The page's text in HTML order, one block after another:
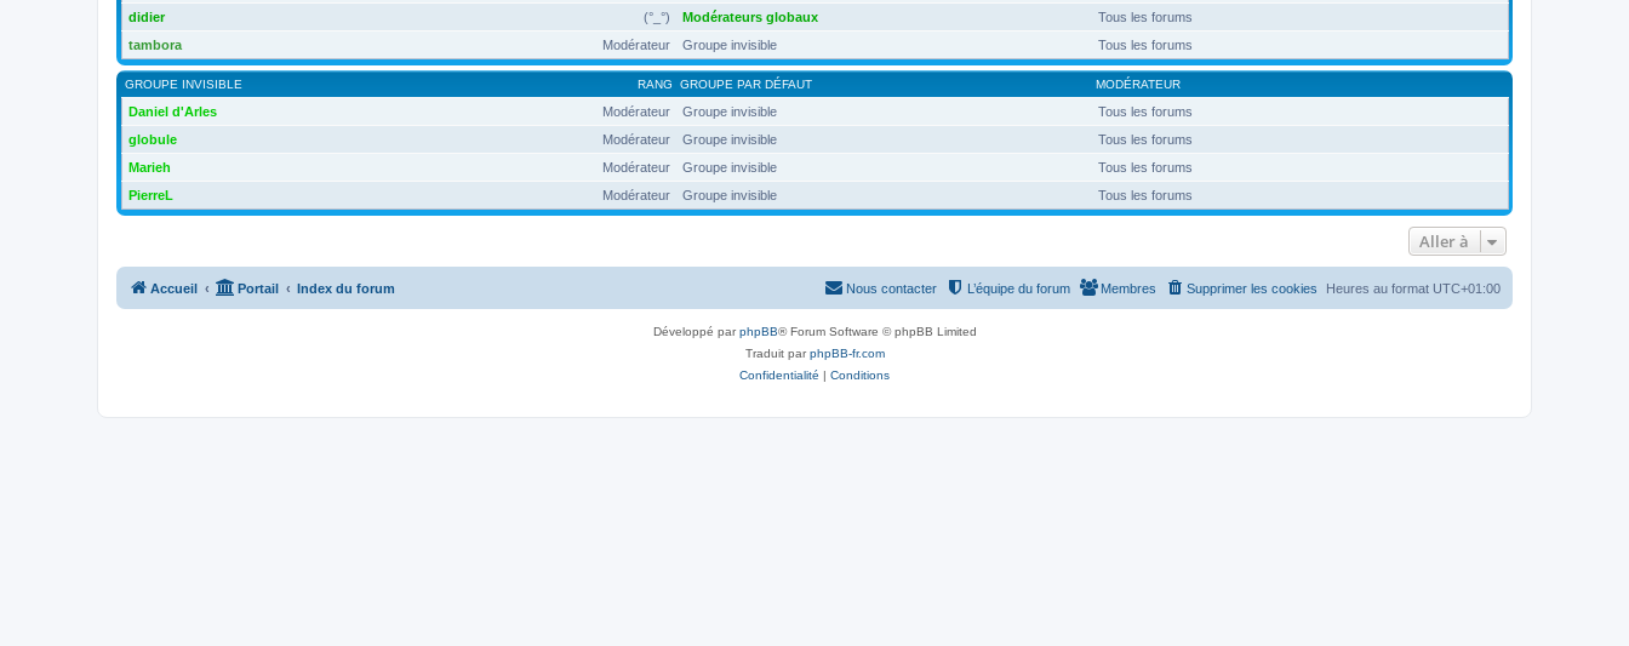
(°_°)
didier Modérateurs globaux
Tous les forums
Modérateur
tambora Groupe invisible Tous les forums
RANG
GROUPE INVISIBLE GROUPE PAR DÉFAUT MODÉRATEUR
Modérateur
Daniel d'Arles Groupe invisible
Tous les forums
Modérateur
globule Groupe invisible
Tous les forums
Modérateur
Marieh Groupe invisible
Tous les forums
Modérateur
PierreL Groupe invisible Tous les forums
Aller à
Accueil Portail Index du forum Heures au format UTC+01:00
Supprimer les cookies
Membres
L’équipe du forum
Nous contacter
Développé parphpBB® Forum Software © phpBB Limited
Traduit parphpBB-fr.com
Confidentialité | Conditions